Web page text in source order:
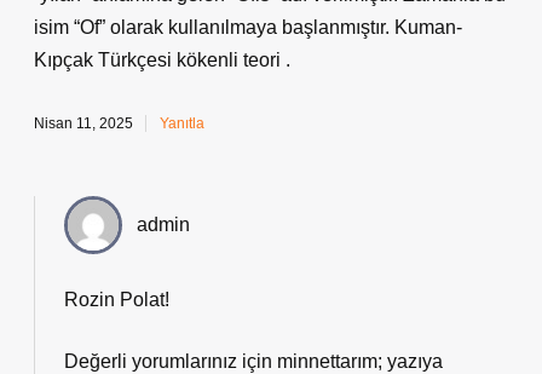
isim “Of” olarak kullanılmaya başlanmıştır. Kuman-
Kıpçak Türkçesi kökenli teori .
Nisan 11, 2025 Yanıtla
admin
Rozin Polat!
Değerli yorumlarınız için minnettarım; yazıya